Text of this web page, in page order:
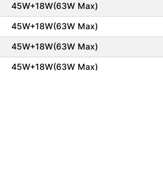
45W+18W(63W Max)
45W+18W(63W Max)
45W+18W(63W Max)
45W+18W(63W Max)